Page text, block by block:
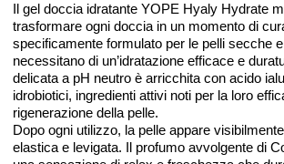
Il gel doccia idratante YOPE Hyaly Hydrate
trasformare ogni doccia in un momento di
specificamente formulato per le pelli secche
necessitano di un’idratazione efficace e
delicata a pH neutro è arricchita con acido
idrobiotici, ingredienti attivi noti per la loro
rigenerazione della pelle.
Dopo ogni utilizzo, la pelle appare
elastica e levigata. Il profumo avvolgente di